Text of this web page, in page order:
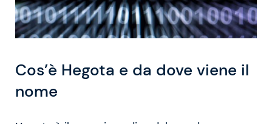
Cos’è Hegota e da dove viene il
nome